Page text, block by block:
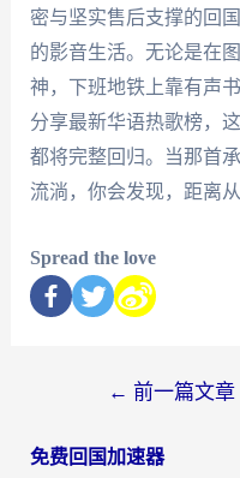
密与坚实售后支撑的回
的影音生活。无论是在
神，下班地铁上靠有声
分享最新华语热歌榜，
都将完整回归。当那首
流淌，你会发现，距离从
Spread the love
← 前一篇文章
免费回国加速器